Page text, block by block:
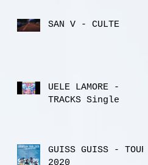
SAN V - CULTE
UELE LAMORE -
TRACKS Single
GUISS GUISS - TOUR
2020